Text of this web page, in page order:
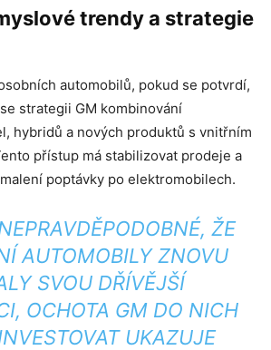
trendy a strategie
automobilů, pokud se potvrdí,
strategii GM kombinování
hybridů a nových produktů s vnitřním
přístup má stabilizovat prodeje a
poptávky po elektromobilech.
ŽE
AUTOMOBILY ZNOVU
SVOU DŘÍVĚJŠÍ
OCHOTA GM DO NICH
UKAZUJE